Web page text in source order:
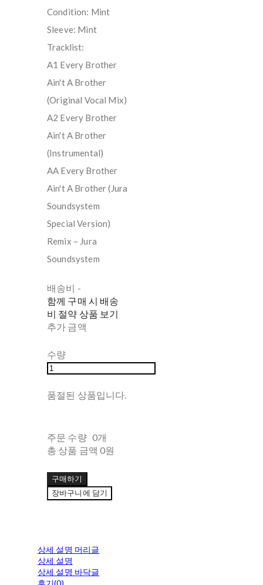
Condition: Mint
Sleeve: Mint
Tracklist:
A1 Every Brother
Ain't A Brother
(Original Vocal Mix)
A2 Every Brother
Ain't A Brother
(Instrumental)
AA Every Brother
Ain't A Brother (Jura
Soundsystem
Special Version)
Remix – Jura
Soundsystem
배송비 -
함께 구매 시 배송
비 절약 상품 보기
추가 금액
수량
품절된 상품입니다.
주문 수량 0개
총 상품 금액 0원
구매하기
장바구니에 담기
상세 설명 머리글
상세 설명
상세 설명 바닥글
후기(0)